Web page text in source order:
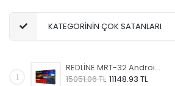
KATEGORİNİN ÇOK SATANLARI
1
REDLİNE MRT-32 Android TV
15051.06 TL 11148.93 TL